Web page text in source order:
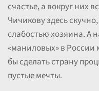
счастье, а вокруг них
Чичикову здесь
слабостью хозяина. А
«маниловых» в
бы сделать страну
пустые мечты.